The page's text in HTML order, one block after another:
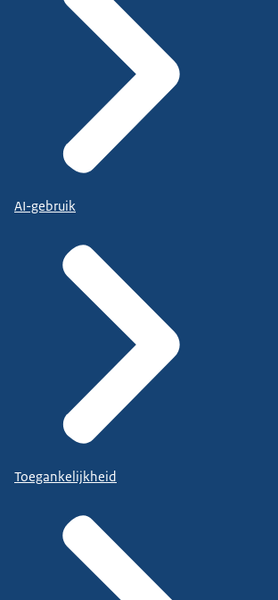
AI-gebruik
Toegankelijkheid